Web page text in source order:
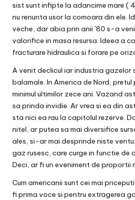
sist sunt infipte la adancime mare (
nu renunta usor la comoara din ele.
veche, dar abia prin anii `80 s-a
valorifice in masa resursa. Ideea a
fracturare hidraulica si forare pe
A venit declicul iar industria gazelor
balamale. In America de Nord,
minimul ultimilor zece ani. Vazand
sa prinda invidie. Ar vrea si ea din
sta nici ea rau la capitolul rezerve.
nitel, ar putea sa mai diversifice
ales, si-ar mai desprinde niste
gaz rusesc, care curge in functie de
Deci, ar fi un eveniment de proportii
Cum americanii sunt cei mai
fi prima voce si pentru extragerea